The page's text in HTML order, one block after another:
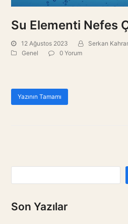
Su Elementi Nefes
12 Ağustos 2023 Serkan
Genel
0 Yorum
Yazının Tamamı
Son Yazılar